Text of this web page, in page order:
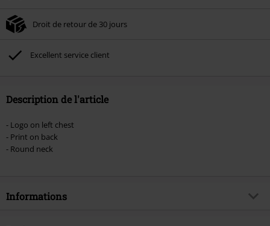
Non cumulable avec dautres promotions. Non valable sur : les livres, les
Broilers, Die Ärzte, Die Toten Hosen, Metality, les bons d'achat et les articles
incluant un don.
Droit de retour de 30 jours
Excellent service client
Description de l'article
- Logo on left chest
- Print on back
- Round neck
Informations